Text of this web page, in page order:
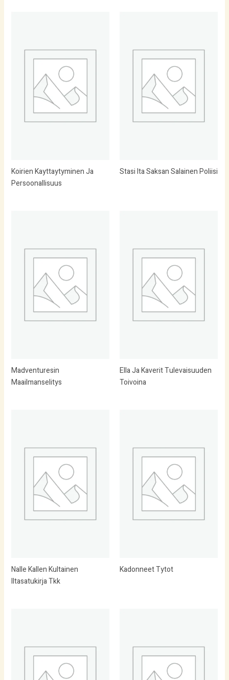
Koirien Kayttaytyminen Ja
Persoonallisuus
Stasi Ita Saksan Salainen Poliisi
Madventuresin
Maailmanselitys
Ella Ja Kaverit Tulevaisuuden
Toivoina
Nalle Kallen Kultainen
Iltasatukirja Tkk
Kadonneet Tytot